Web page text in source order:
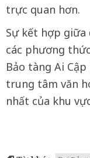
trực quan hơn.
Sự kết hợp giữa
các phương
Bảo tàng Ai
trung tâm văn
nhất của khu